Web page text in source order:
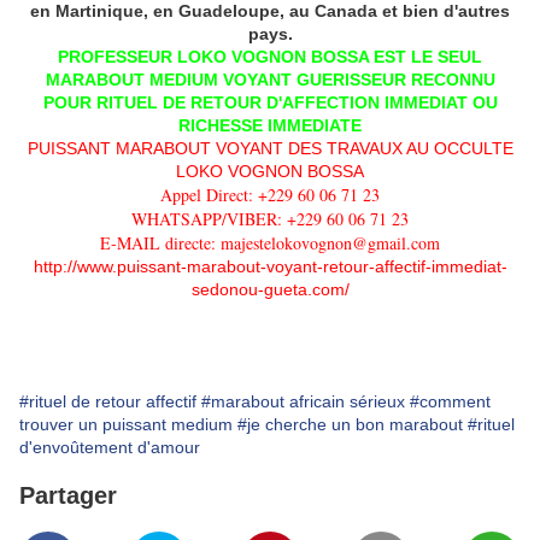
en Martinique, en Guadeloupe, au Canada et bien d'autres
pays.
PROFESSEUR LOKO VOGNON BOSSA EST LE SEUL
MARABOUT MEDIUM VOYANT GUERISSEUR RECONNU
POUR RITUEL DE RETOUR D'AFFECTION IMMEDIAT OU
RICHESSE IMMEDIATE
PUISSANT MARABOUT VOYANT DES TRAVAUX AU OCCULTE
LOKO VOGNON BOSSA
Appel Direct: +229 60 06 71 23
WHATSAPP/VIBER: +229 60 06 71 23
E-MAIL directe: majestelokovognon@gmail.com
http://www.puissant-marabout-voyant-retour-affectif-immediat-
sedonou-gueta.com/
#rituel de retour affectif #marabout africain sérieux #comment
trouver un puissant medium #je cherche un bon marabout #rituel
d'envoûtement d'amour
Partager